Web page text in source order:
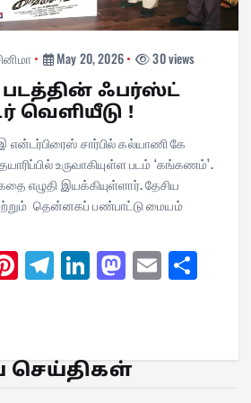
May 20, 2026 30 views
ஃபர்ஸ்ட்
வெளியீடு !
என்டர்பிரைஸ் சார்பில் கல்யாணி கே
உருவாகியுள்ள படம் ‘கங்கணம்’.
இயக்கியுள்ளார். தேசிய
தென்னகப் பண்பாட்டு மையம்
Pi
nt
es
t
Te
le
a
m
Li
nk
In
M
as
do
n
E
m
Sh